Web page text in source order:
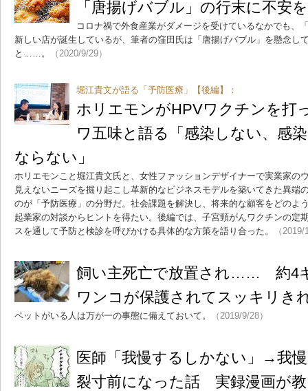
「唐揚げバブル」の行末に不安
コロナ禍で外食産業がダメージを受けているなかでも、
新しい店が誕生しているが、筆者の窪田氏は「唐揚げバブル」を懸念し
と……。
（2020/9/29）
堀江貴文が語る「予防医療」【後編】：
ホリエモンがHPVワクチンを
ワ五味と語る「感染しない、感
ならない」
ホリエモンこと堀江貴文氏と、女性ファッションデザイナーで実業家の
見えないニーズを掘り起こし革新的なビジネスモデルを築いてきた異端
のが「予防医療」の分野だ。社会課題を解決し、将来的な顧客をどのよ
起業家の対談からヒントを得たい。後編では、子宮頸がんワクチンの定
スを通して予防と検診を呼びかける具体的な方策を語り合った。
（
飼い主死亡で放置され…… 約4
ワンコが保護されてスッキリき
ペットがいる人は万が一の事態に備えておいて。 （2019/9/28）
医師「我慢するしかない」→我
裂寸前になった話 実録漫画が